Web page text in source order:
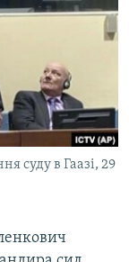
суду в Гаазі, 29